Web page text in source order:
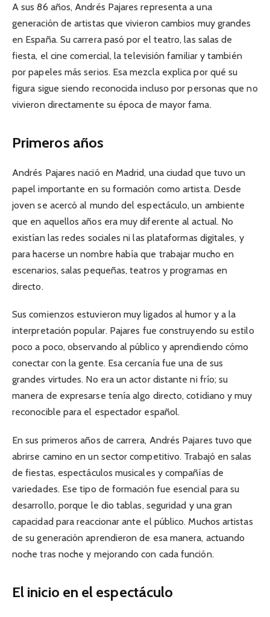
A sus 86 años, Andrés Pajares representa a una
generación de artistas que vivieron cambios muy grandes
en España. Su carrera pasó por el teatro, las salas de
fiesta, el cine comercial, la televisión familiar y también
por papeles más serios. Esa mezcla explica por qué su
figura sigue siendo reconocida incluso por personas que no
vivieron directamente su época de mayor fama.
Primeros años
Andrés Pajares nació en Madrid, una ciudad que tuvo un
papel importante en su formación como artista. Desde
joven se acercó al mundo del espectáculo, un ambiente
que en aquellos años era muy diferente al actual. No
existían las redes sociales ni las plataformas digitales, y
para hacerse un nombre había que trabajar mucho en
escenarios, salas pequeñas, teatros y programas en
directo.
Sus comienzos estuvieron muy ligados al humor y a la
interpretación popular. Pajares fue construyendo su estilo
poco a poco, observando al público y aprendiendo cómo
conectar con la gente. Esa cercanía fue una de sus
grandes virtudes. No era un actor distante ni frío; su
manera de expresarse tenía algo directo, cotidiano y muy
reconocible para el espectador español.
En sus primeros años de carrera, Andrés Pajares tuvo que
abrirse camino en un sector competitivo. Trabajó en salas
de fiestas, espectáculos musicales y compañías de
variedades. Ese tipo de formación fue esencial para su
desarrollo, porque le dio tablas, seguridad y una gran
capacidad para reaccionar ante el público. Muchos artistas
de su generación aprendieron de esa manera, actuando
noche tras noche y mejorando con cada función.
El inicio en el espectáculo